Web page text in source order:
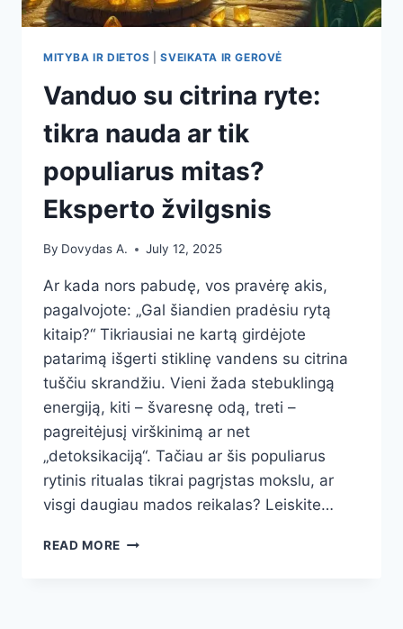
MITYBA IR DIETOS |SVEIKATA IR GEROVĖ
Vanduo su citrina ryte:
tikra nauda ar tik
populiarus mitas?
Eksperto žvilgsnis
By Dovydas A. July 12, 2025
Ar kada nors pabudę, vos pravėrę akis,
pagalvojote: „Gal šiandien pradėsiu rytą
kitaip?“ Tikriausiai ne kartą girdėjote
patarimą išgerti stiklinę vandens su citrina
tuščiu skrandžiu. Vieni žada stebuklingą
energiją, kiti – švaresnę odą, treti –
pagreitėjusį virškinimą ar net
„detoksikaciją“. Tačiau ar šis populiarus
rytinis ritualas tikrai pagrįstas mokslu, ar
visgi daugiau mados reikalas? Leiskite…
READ MORE VANDUO